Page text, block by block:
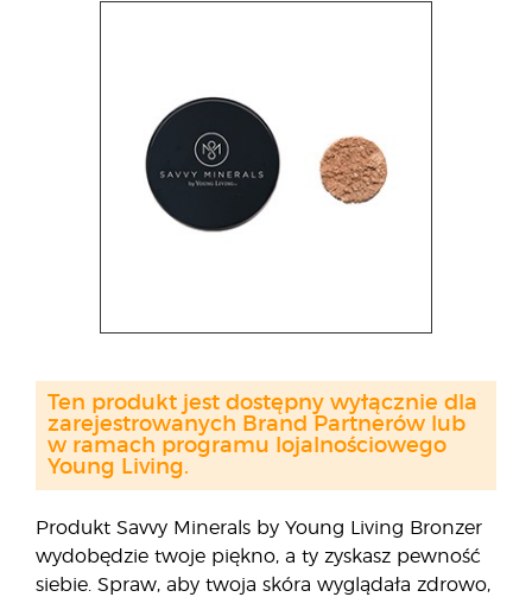
Produkt Savvy Minerals by Young Living Bronzer
wydobędzie twoje piękno, a ty zyskasz pewność
siebie. Spraw, aby twoja skóra wyglądała zdrowo,
Ten produkt jest dostępny wyłącznie dla
zarejestrowanych Brand Partnerów lub
w ramach programu lojalnościowego
Young Living.